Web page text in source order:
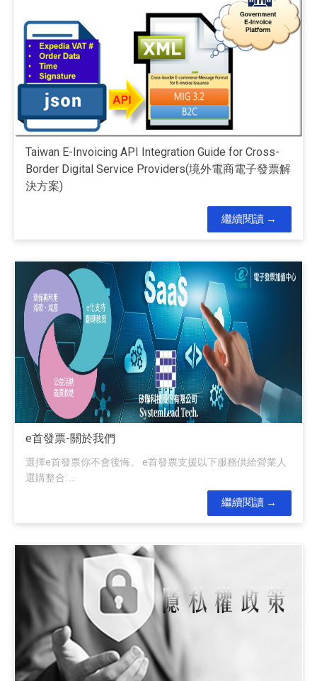
Taiwan E-Invoicing API Integration Guide for Cross-
Border Digital Service Providers(境外電商電子發票解
決方案)
繼續閱讀
e首發票-關於我們
選擇e首發票你不會後悔。 e首發票支援以下服務供給營業人
選購整合: ...
繼續閱讀